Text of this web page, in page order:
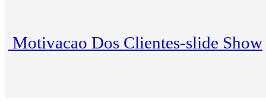
Motivacao Dos Clientes-slide Show